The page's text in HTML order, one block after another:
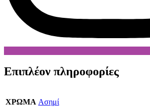
Επιπλέον πληροφορίες
ΧΡΩΜΑ Ασημί